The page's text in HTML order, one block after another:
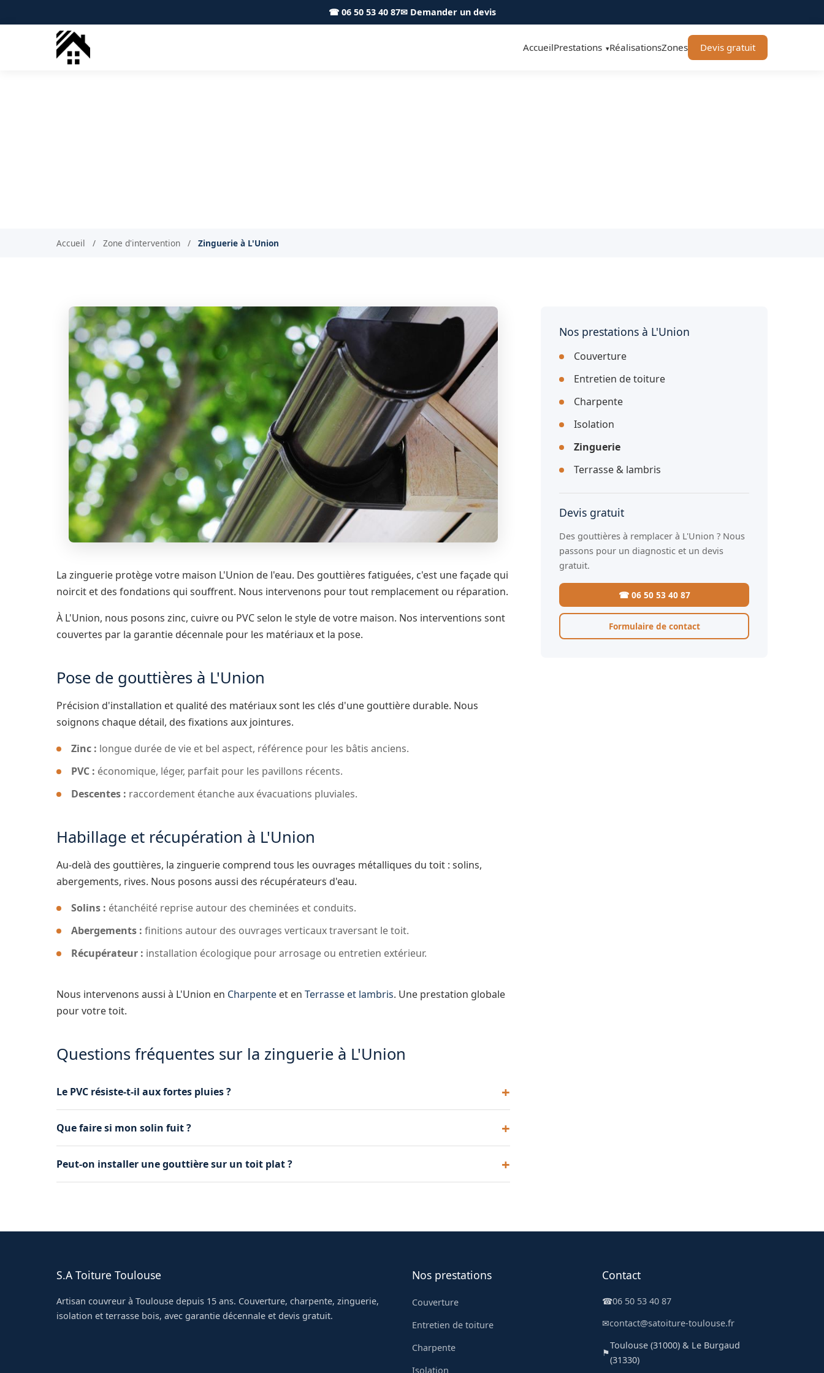
☎ 06 50 53 40 87✉ Demander un devis
AccueilPrestations ▾RéalisationsZones Devis gratuit
Accueil / Zone d'intervention / Zinguerie à L'Union
La zinguerie protège votre maison L'Union de l'eau. Des gouttières fatiguées, c'est une façade qui
noircit et des fondations qui souffrent. Nous intervenons pour tout remplacement ou réparation.
À L'Union, nous posons zinc, cuivre ou PVC selon le style de votre maison. Nos interventions sont
couvertes par la garantie décennale pour les matériaux et la pose.
Pose de gouttières à L'Union
Précision d'installation et qualité des matériaux sont les clés d'une gouttière durable. Nous
soignons chaque détail, des fixations aux jointures.
Zinc : longue durée de vie et bel aspect, référence pour les bâtis anciens.
PVC : économique, léger, parfait pour les pavillons récents.
Descentes : raccordement étanche aux évacuations pluviales.
Habillage et récupération à L'Union
Au-delà des gouttières, la zinguerie comprend tous les ouvrages métalliques du toit : solins,
abergements, rives. Nous posons aussi des récupérateurs d'eau.
Solins : étanchéité reprise autour des cheminées et conduits.
Abergements : finitions autour des ouvrages verticaux traversant le toit.
Récupérateur : installation écologique pour arrosage ou entretien extérieur.
Nous intervenons aussi à L'Union en Charpente et en Terrasse et lambris. Une prestation globale
pour votre toit.
Questions fréquentes sur la zinguerie à L'Union
Le PVC résiste-t-il aux fortes pluies ?
Que faire si mon solin fuit ?
toiture.
Peut-on installer une gouttière sur un toit plat ?
Nos prestations à L'Union
Couverture
Entretien de toiture
Charpente
Isolation
Zinguerie
Terrasse & lambris
Devis gratuit
Des gouttières à remplacer à L'Union ? Nous
passons pour un diagnostic et un devis
gratuit.
☎ 06 50 53 40 87
Formulaire de contact
S.A Toiture Toulouse
Artisan couvreur à Toulouse depuis 15 ans. Couverture, charpente, zinguerie,
isolation et terrasse bois, avec garantie décennale et devis gratuit.
Nos prestations
Couverture
Entretien de toiture
Charpente
Isolation
Contact
☎06 50 53 40 87
✉contact@satoiture-toulouse.fr
⚑
Toulouse (31000) & Le Burgaud
(31330)